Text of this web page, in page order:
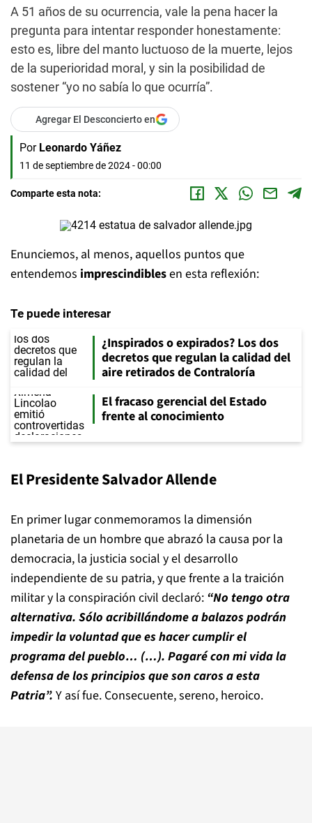
A 51 años de su ocurrencia, vale la pena hacer la
pregunta para intentar responder honestamente:
esto es, libre del manto luctuoso de la muerte, lejos
de la superioridad moral, y sin la posibilidad de
sostener “yo no sabía lo que ocurría”.
Agregar El Desconcierto en
Por Leonardo Yáñez
11 de septiembre de 2024 - 00:00
Comparte esta nota:
Enunciemos, al menos, aquellos puntos que
entendemos imprescindiblesen esta reflexión:
Te puede interesar
¿Inspirados o expirados? Los dos
decretos que regulan la calidad del
aire retirados de Contraloría
El fracaso gerencial del Estado
frente al conocimiento
El Presidente Salvador Allende
En primer lugar conmemoramos la dimensión
planetaria de un hombre que abrazó la causa por la
democracia, la justicia social y el desarrollo
independiente de su patria, y que frente a la traición
militar y la conspiración civil declaró: “No tengo otra
alternativa. Sólo acribillándome a balazos podrán
impedir la voluntad que es hacer cumplir el
programa del pueblo… (…). Pagaré con mi vida la
defensa de los principios que son caros a esta
Patria”. Y así fue. Consecuente, sereno, heroico.